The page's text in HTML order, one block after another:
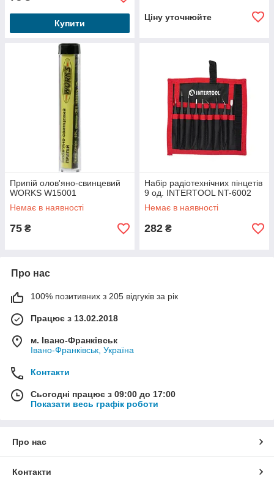
Купити
Ціну уточнюйте
Припій олов'яно-свинцевий
WORKS W15001
Немає в наявності
75 ₴
Набір радіотехнічних пінцетів
9 од. INTERTOOL NT-6002
Немає в наявності
282 ₴
Про нас
100% позитивних з 205 відгуків за рік
Працює з 13.02.2018
м. Івано-Франківськ
Івано-Франківськ, Україна
Контакти
Сьогодні працює з 09:00 до 17:00
Показати весь графік роботи
Про нас
Контакти